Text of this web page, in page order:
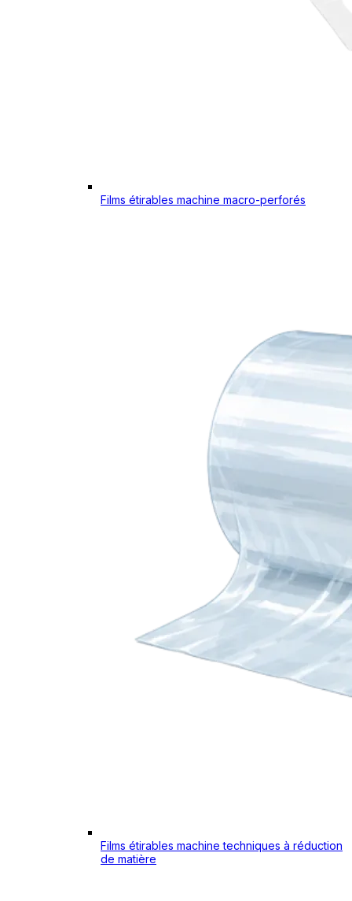
Films étirables machine macro-perforés
Films étirables machine techniques à réduction
de matière